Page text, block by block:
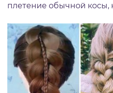
плетение обычной косы,